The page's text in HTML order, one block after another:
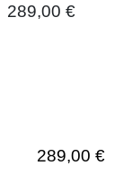
289,00 €
289,00 €